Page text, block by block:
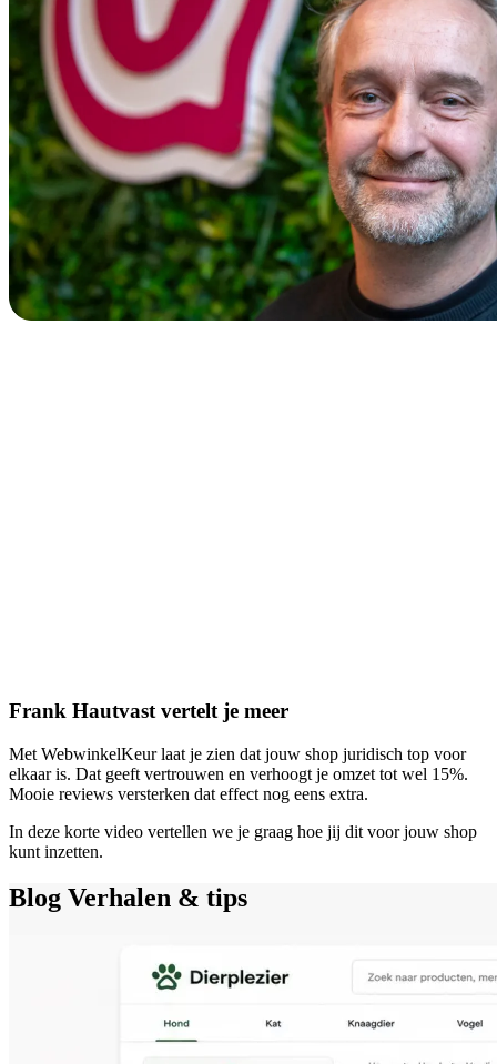
Frank Hautvast vertelt je meer
Met WebwinkelKeur laat je zien dat jouw shop juridisch top voor
elkaar is. Dat geeft vertrouwen en verhoogt je omzet tot wel 15%.
Mooie reviews versterken dat effect nog eens extra.
In deze korte video vertellen we je graag hoe jij dit voor jouw shop
kunt inzetten.
Blog Verhalen & tips